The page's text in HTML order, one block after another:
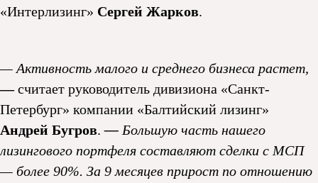
«Интерлизинг» Сергей Жарков.
— Активность малого и среднего бизнеса растет,
—считает руководитель дивизиона «Санкт-
Петербург» компании «Балтийский лизинг»
Андрей Бугров.— Большую часть нашего
лизингового портфеля составляют сделки с МСП
— более 90%. За 9 месяцев прирост по отношению